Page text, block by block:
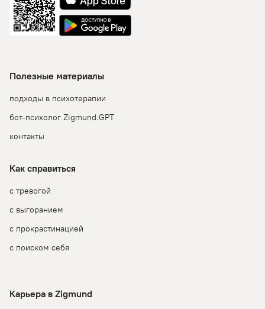
Полезные материалы
подходы в психотерапии
бот-психолог Zigmund.GPT
контакты
Как справиться
с тревогой
с выгоранием
с прокрастинацией
с поиском себя
Карьера в Zigmund